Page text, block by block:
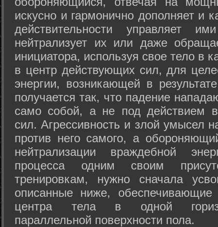
искусно и гармонично дополняет и
действительности управляет
нейтрализует их или даже
инициатора, используя свое тело в
в центр действующих сил, для
энергии, возникающей в
получается так, что падение
само собой, а не под действием
сил. Агрессивность и злой умысел
против него самого, а
нейтрализации враждебной
процесса одним своим
тренировкам, нужно сначала
описанные ниже, обеспечивающие
центра тела в одной
параллельной поверхности пола.